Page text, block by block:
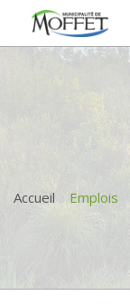
Accueil Emplois